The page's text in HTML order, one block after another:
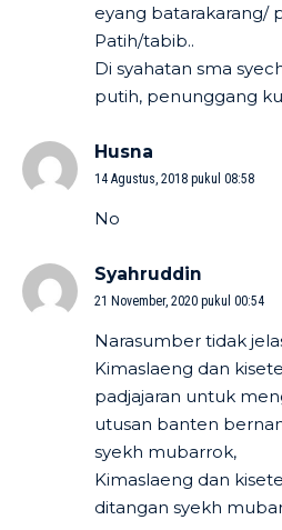
eyang batarakarang/
Patih/tabib..
Di syahatan sma
putih, penunggang
Husna
14 Agustus, 2018 pukul 08:58
No
Syahruddin
21 November, 2020 pukul 00:54
Narasumber tidak
Kimaslaeng dan
padjajaran untuk
utusan banten
syekh mubarrok,
Kimaslaeng dan
ditangan syekh